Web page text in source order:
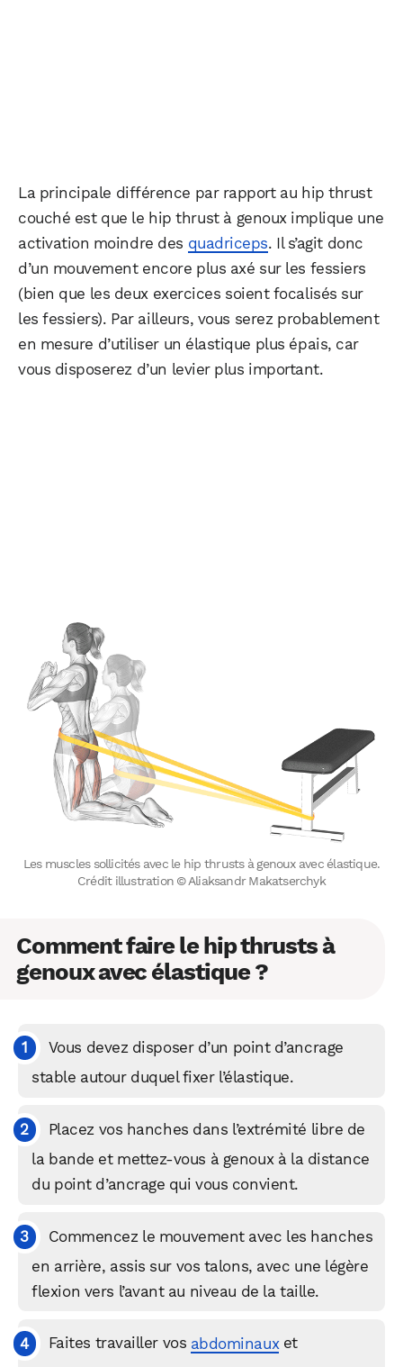
La principale différence par rapport au hip thrust
couché est que le hip thrust à genoux implique une
activation moindre des quadriceps. Il s’agit donc
d’un mouvement encore plus axé sur les fessiers
(bien que les deux exercices soient focalisés sur
les fessiers). Par ailleurs, vous serez probablement
en mesure d’utiliser un élastique plus épais, car
vous disposerez d’un levier plus important.
Les muscles sollicités avec le hip thrusts à genoux avec élastique.
Crédit illustration © Aliaksandr Makatserchyk
Comment faire le hip thrusts à
genoux avec élastique ?
Vous devez disposer d’un point d’ancrage
stable autour duquel fixer l’élastique.
Placez vos hanches dans l’extrémité libre de
la bande et mettez-vous à genoux à la distance
du point d’ancrage qui vous convient.
Commencez le mouvement avec les hanches
en arrière, assis sur vos talons, avec une légère
flexion vers l’avant au niveau de la taille.
Faites travailler vos abdominauxet